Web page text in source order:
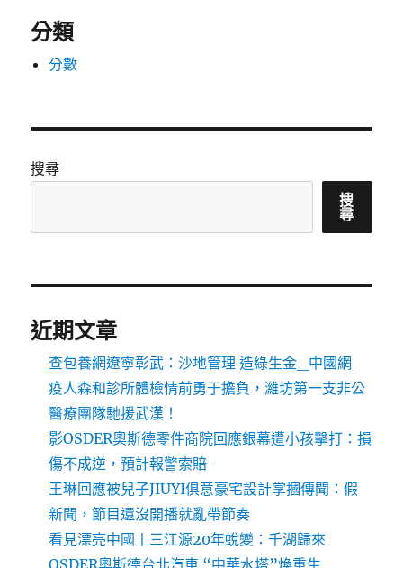
分類
分數
搜尋
搜
尋
近期文章
查包養網遼寧彰武：沙地管理 造綠生金_中國網
疫人森和診所體檢情前勇于擔負，濰坊第一支非公
醫療團隊馳援武漢！
影OSDER奧斯德零件商院回應銀幕遭小孩擊打：損
傷不成逆，預計報警索賠
王琳回應被兒子JIUYI俱意豪宅設計掌摑傳聞：假
新聞，節目還沒開播就亂帶節奏
看見漂亮中國丨三江源20年蛻變：千湖歸來